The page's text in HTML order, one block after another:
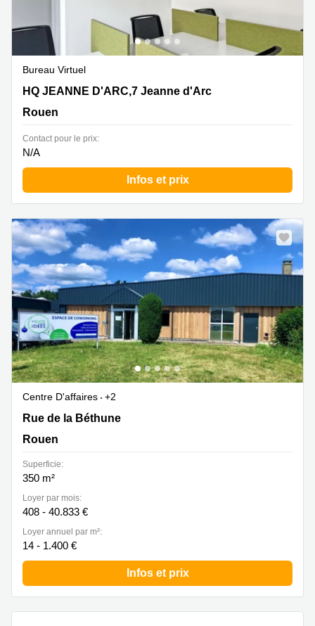
Bureau Virtuel
HQ JEANNE D'ARC,7bis rue Jeanne d'Arc, Rouen
HQ JEANNE D'ARC,7 Jeanne d'Arc
Rouen
Contact pour le prix:
N/A
Infos et prix
Centre D'affaires
+2
Rue de la Béthune 4, Rouen
Rue de la Béthune
Rouen
Superficie:
350 m²
Loyer par mois:
408 - 40.833 €
Loyer annuel par m²:
14 - 1.400 €
Infos et prix